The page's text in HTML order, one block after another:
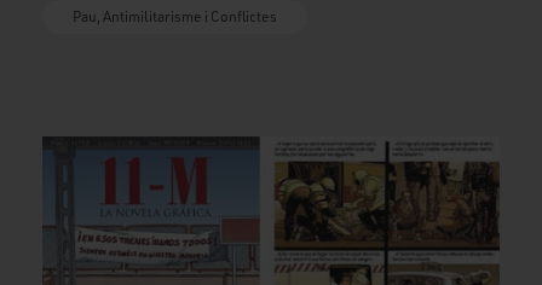
Pau, Antimilitarisme i Conflictes